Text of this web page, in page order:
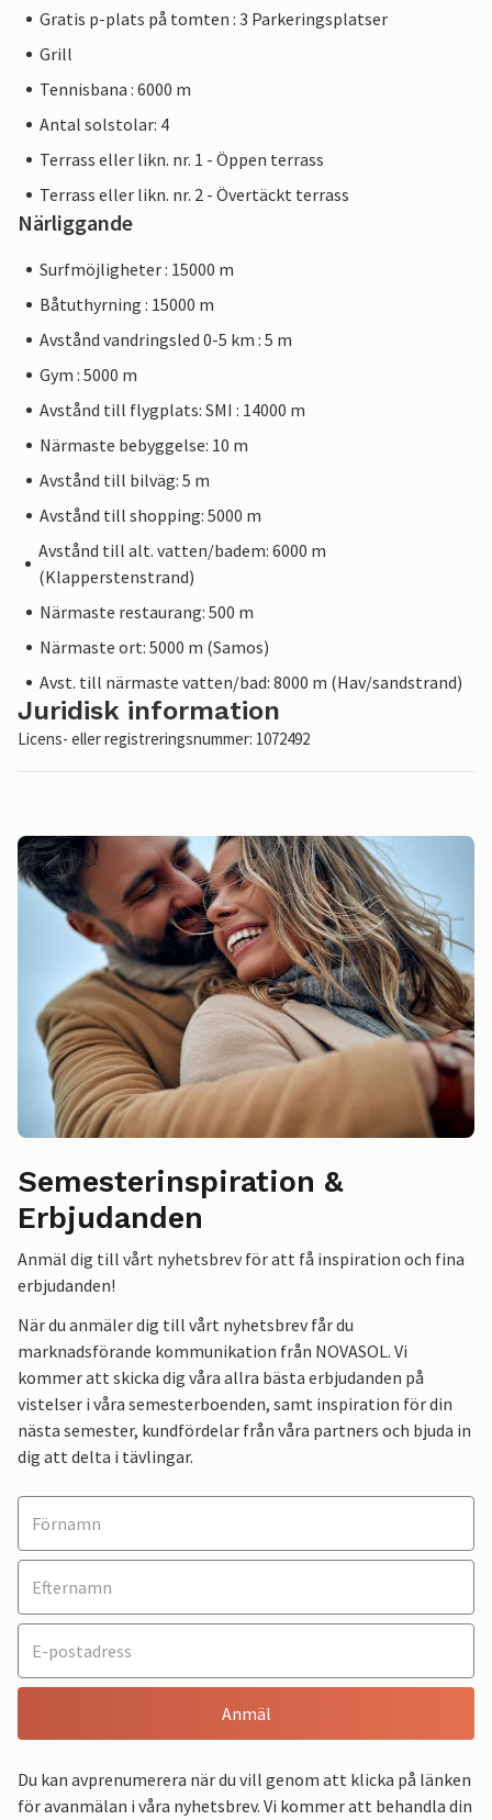
Gratis p-plats på tomten : 3 Parkeringsplatser
Grill
Tennisbana : 6000 m
Antal solstolar: 4
Terrass eller likn. nr. 1 - Öppen terrass
Terrass eller likn. nr. 2 - Övertäckt terrass
Närliggande
Surfmöjligheter : 15000 m
Båtuthyrning : 15000 m
Avstånd vandringsled 0-5 km : 5 m
Gym : 5000 m
Avstånd till flygplats: SMI : 14000 m
Närmaste bebyggelse: 10 m
Avstånd till bilväg: 5 m
Avstånd till shopping: 5000 m
Avstånd till alt. vatten/badem: 6000 m
(Klapperstenstrand)
Närmaste restaurang: 500 m
Närmaste ort: 5000 m (Samos)
Avst. till närmaste vatten/bad: 8000 m (Hav/sandstrand)
Juridisk information
Licens- eller registreringsnummer: 1072492
Semesterinspiration &
Erbjudanden
Anmäl dig till vårt nyhetsbrev för att få inspiration och fina
erbjudanden!
När du anmäler dig till vårt nyhetsbrev får du
marknadsförande kommunikation från NOVASOL. Vi
kommer att skicka dig våra allra bästa erbjudanden på
vistelser i våra semesterboenden, samt inspiration för din
nästa semester, kundfördelar från våra partners och bjuda in
dig att delta i tävlingar.
Anmäl
Du kan avprenumerera när du vill genom att klicka på länken
för avanmälan i våra nyhetsbrev. Vi kommer att behandla din